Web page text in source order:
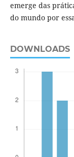
emerge das
do mundo por
DOWNLOADS